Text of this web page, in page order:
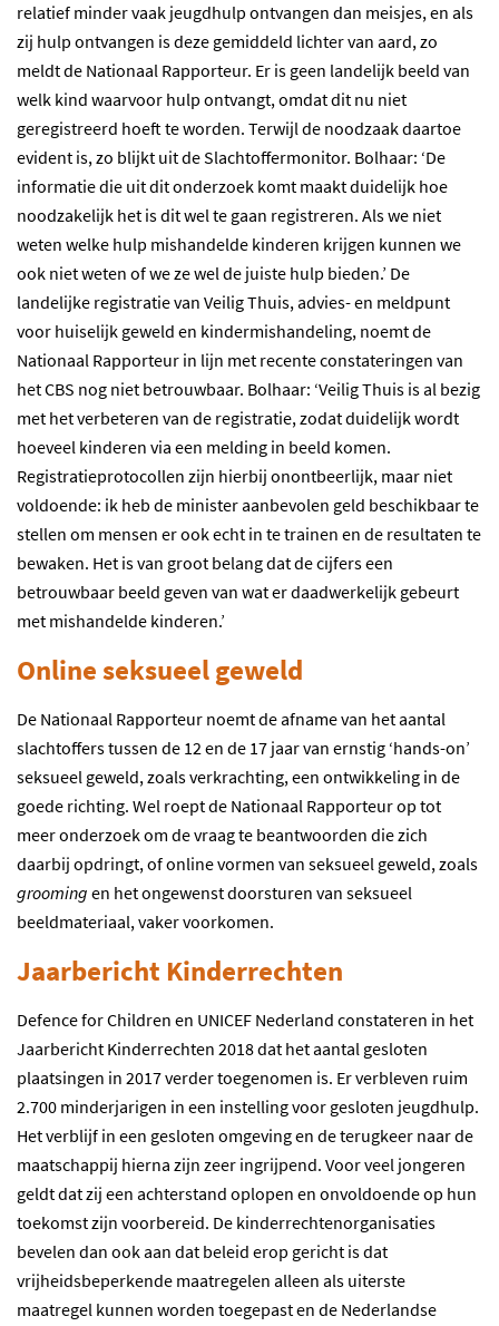
relatief minder vaak jeugdhulp ontvangen dan meisjes, en als
zij hulp ontvangen is deze gemiddeld lichter van aard, zo
meldt de Nationaal Rapporteur. Er is geen landelijk beeld van
welk kind waarvoor hulp ontvangt, omdat dit nu niet
geregistreerd hoeft te worden. Terwijl de noodzaak daartoe
evident is, zo blijkt uit de Slachtoffermonitor. Bolhaar: ‘De
informatie die uit dit onderzoek komt maakt duidelijk hoe
noodzakelijk het is dit wel te gaan registreren. Als we niet
weten welke hulp mishandelde kinderen krijgen kunnen we
ook niet weten of we ze wel de juiste hulp bieden.’ De
landelijke registratie van Veilig Thuis, advies- en meldpunt
voor huiselijk geweld en kindermishandeling, noemt de
Nationaal Rapporteur in lijn met recente constateringen van
het CBS nog niet betrouwbaar. Bolhaar: ‘Veilig Thuis is al bezig
met het verbeteren van de registratie, zodat duidelijk wordt
hoeveel kinderen via een melding in beeld komen.
Registratieprotocollen zijn hierbij onontbeerlijk, maar niet
voldoende: ik heb de minister aanbevolen geld beschikbaar te
stellen om mensen er ook echt in te trainen en de resultaten te
bewaken. Het is van groot belang dat de cijfers een
betrouwbaar beeld geven van wat er daadwerkelijk gebeurt
met mishandelde kinderen.’
Online seksueel geweld
De Nationaal Rapporteur noemt de afname van het aantal
slachtoffers tussen de 12 en de 17 jaar van ernstig ‘hands-on’
seksueel geweld, zoals verkrachting, een ontwikkeling in de
goede richting. Wel roept de Nationaal Rapporteur op tot
meer onderzoek om de vraag te beantwoorden die zich
daarbij opdringt, of online vormen van seksueel geweld, zoals
grooming en het ongewenst doorsturen van seksueel
beeldmateriaal, vaker voorkomen.
Jaarbericht Kinderrechten
Defence for Children en UNICEF Nederland constateren in het
Jaarbericht Kinderrechten 2018 dat het aantal gesloten
plaatsingen in 2017 verder toegenomen is. Er verbleven ruim
2.700 minderjarigen in een instelling voor gesloten jeugdhulp.
Het verblijf in een gesloten omgeving en de terugkeer naar de
maatschappij hierna zijn zeer ingrijpend. Voor veel jongeren
geldt dat zij een achterstand oplopen en onvoldoende op hun
toekomst zijn voorbereid. De kinderrechtenorganisaties
bevelen dan ook aan dat beleid erop gericht is dat
vrijheidsbeperkende maatregelen alleen als uiterste
maatregel kunnen worden toegepast en de Nederlandse